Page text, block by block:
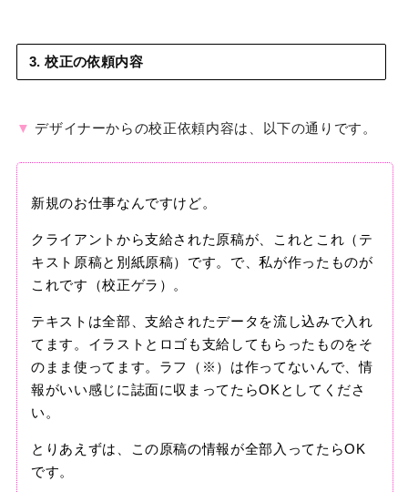
3. 校正の依頼内容
▼ デザイナーからの校正依頼内容は、以下の通りです。
新規のお仕事なんですけど。
クライアントから支給された原稿が、これとこれ（テ
キスト原稿と別紙原稿）です。で、私が作ったものが
これです（校正ゲラ）。
テキストは全部、支給されたデータを流し込みで入れ
てます。イラストとロゴも支給してもらったものをそ
のまま使ってます。ラフ（※）は作ってないんで、情
報がいい感じに誌面に収まってたらOKとしてくださ
い。
とりあえずは、この原稿の情報が全部入ってたらOK
です。